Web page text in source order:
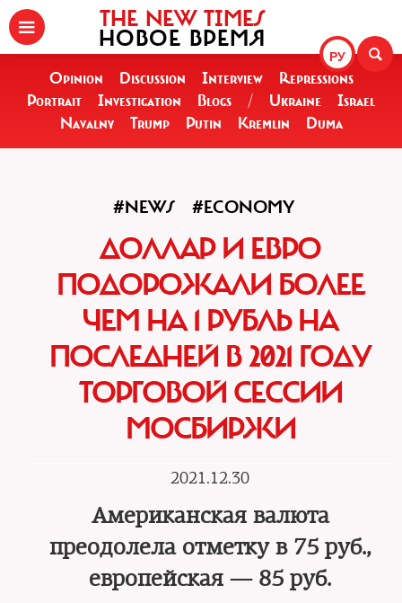
РУ
THE NEW TIMES
НОВОЕ ВРЕМЯ
Opinion Discussion Interview
Repressions
Portrait
Investigation Blogs / Ukraine
Israel
Navalny
Trump Putin Kremlin Duma
#NEWS #ECONOMY
ДОЛЛАР И ЕВРО
ПОДОРОЖАЛИ БОЛЕЕ
ЧЕМ НА 1 РУБЛЬ НА
ПОСЛЕДНЕЙ В 2021 ГОДУ
ТОРГОВОЙ СЕССИИ
МОСБИРЖИ
2021.12.30
Американская валюта
преодолела отметку в 75 руб.,
европейская — 85 руб.